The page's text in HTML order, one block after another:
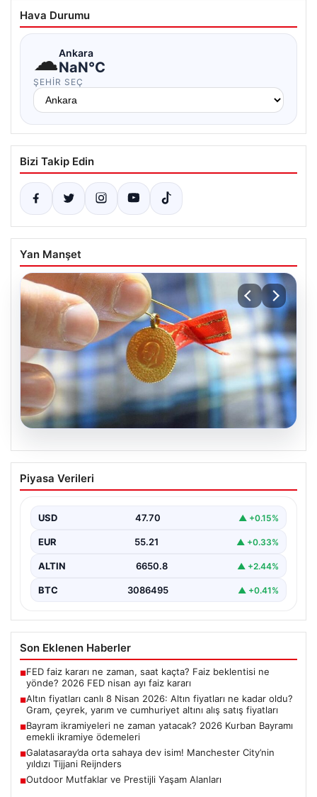
Hava Durumu
☁Ankara
NaN°C
ŞEHIR SEÇ
Bizi Takip Edin
Yan Manşet
06.08.2026
Altın fiyatları canlı 8 Nisan 2026: Altın
fiyatları ne kadar oldu? Gram, çeyrek,
fiyatları
Piyasa Verileri
USD 47.70 ▲ +0.15%
EUR 55.21 ▲ +0.33%
ALTIN 6650.8 ▲ +2.44%
BTC 3086495 ▲ +0.41%
Son Eklenen Haberler
■FED faiz kararı ne zaman, saat kaçta? Faiz beklentisi ne
yönde? 2026 FED nisan ayı faiz kararı
■Altın fiyatları canlı 8 Nisan 2026: Altın fiyatları ne kadar oldu?
Gram, çeyrek, yarım ve cumhuriyet altını alış satış fiyatları
■Bayram ikramiyeleri ne zaman yatacak? 2026 Kurban Bayramı
emekli ikramiye ödemeleri
■Galatasaray’da orta sahaya dev isim! Manchester City’nin
yıldızı Tijjani Reijnders
■Outdoor Mutfaklar ve Prestijli Yaşam Alanları